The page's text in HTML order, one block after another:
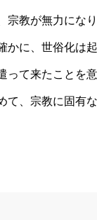
宗教が無力にな
かに、世俗化は
って来たことを
て、宗教に固有